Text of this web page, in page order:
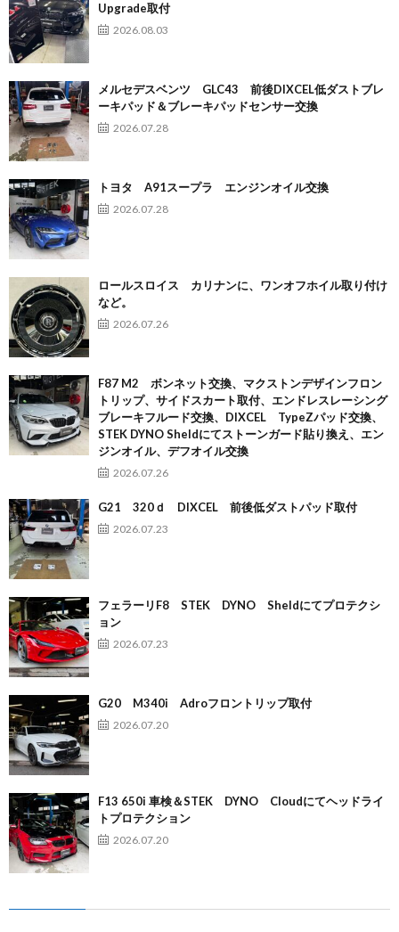
Upgrade取付
2026.08.03
メルセデスベンツ GLC43 前後DIXCEL低ダストブレ
ーキパッド＆ブレーキパッドセンサー交換
2026.07.28
トヨタ A91スープラ エンジンオイル交換
2026.07.28
ロールスロイス カリナンに、ワンオフホイル取り付け
など。
2026.07.26
F87 M2 ボンネット交換、マクストンデザインフロン
トリップ、サイドスカート取付、エンドレスレーシング
ブレーキフルード交換、DIXCEL TypeZパッド交換、
STEK DYNO Sheldにてストーンガード貼り換え、エン
ジンオイル、デフオイル交換
2026.07.26
G21 320ｄ DIXCEL 前後低ダストパッド取付
2026.07.23
フェラーリF8 STEK DYNO Sheldにてプロテクシ
ョン
2026.07.23
G20 M340i Adroフロントリップ取付
2026.07.20
F13 650i 車検＆STEK DYNO Cloudにてヘッドライ
トプロテクション
2026.07.20